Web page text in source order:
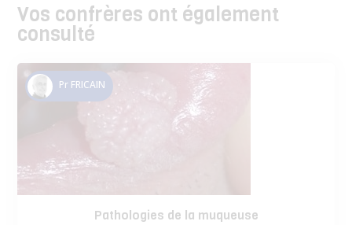
Vos confrères ont également
consulté
Pr FRICAIN
Pathologies de la muqueuse